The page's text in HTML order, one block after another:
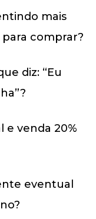
mais
comprar?
diz: “Eu
e venda 20%
eventual